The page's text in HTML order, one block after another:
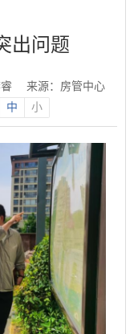
出问题
来源：房管中心
中 小